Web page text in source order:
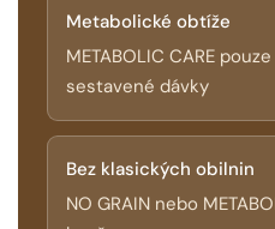
Metabolické obtíže
METABOLIC CARE
sestavené dávky
Bez klasických obilnin
NO GRAIN nebo